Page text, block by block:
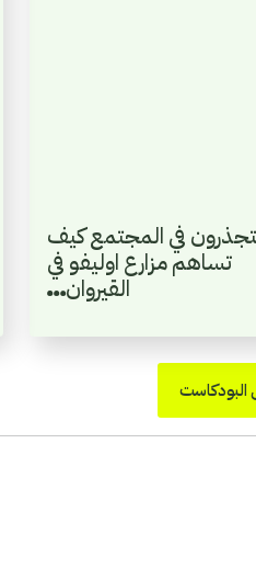
في المجتمع كيف
تساهم مزارع اوليفو في
القيروان…
البودكاست